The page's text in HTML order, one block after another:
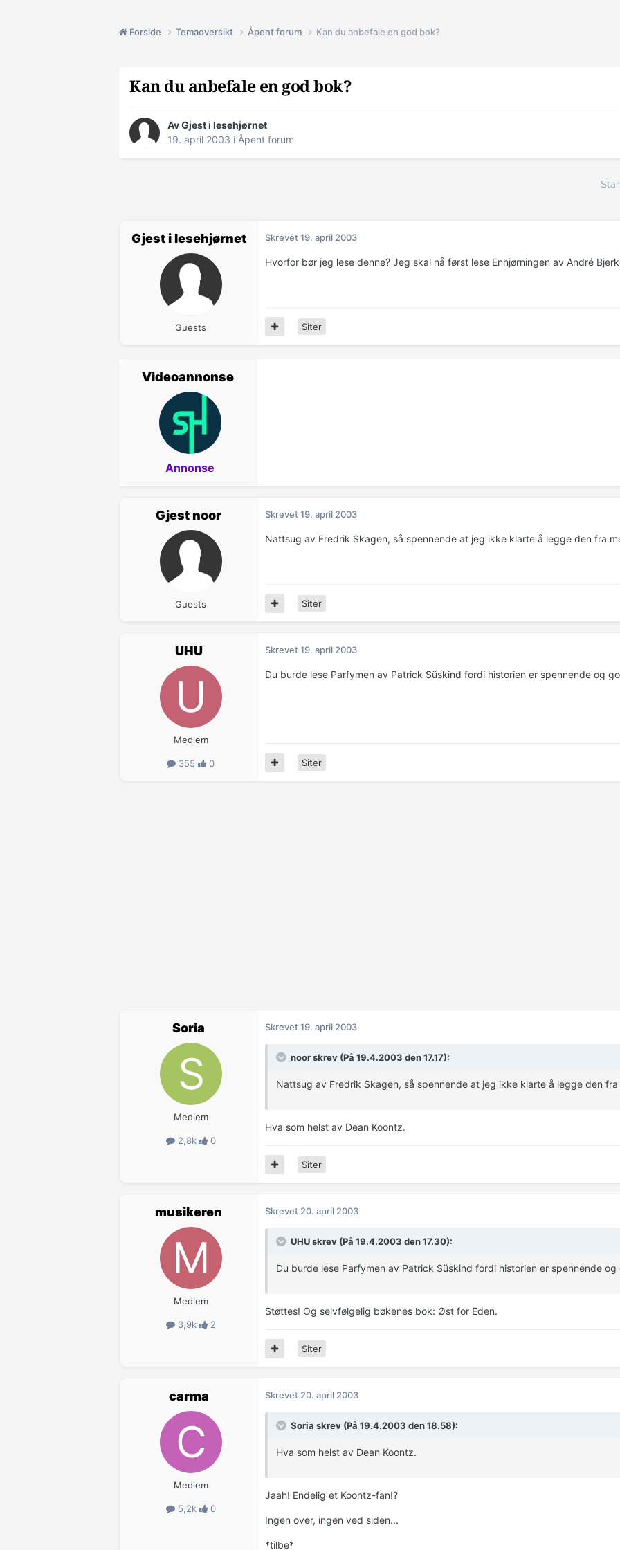
Forside Temaoversikt Åpent forum Kan du anbefale en god bok?
Kan du anbefale en god bok?
Av Gjest i lesehjørnet
19. april 2003 i Åpent forum
Gjest i lesehjørnet
Guests
Skrevet19. april 2003
Hvorfor bør jeg lese denne? Jeg skal nå først lese Enhjørningen av André
Siter
Videoannonse
Annonse
Gjest noor
Guests
Skrevet19. april 2003
Nattsug av Fredrik Skagen, så spennende at jeg ikke klarte å legge den fra
Siter
UHU
Medlem
355 0
Skrevet19. april 2003
Du burde lese Parfymen av Patrick Süskind fordi historien er spennende og
Siter
Soria
Medlem
2,8k 0
Skrevet19. april 2003
noor skrev (På 19.4.2003 den 17.17):
Nattsug av Fredrik Skagen, så spennende at jeg ikke klarte å legge den
Hva som helst av Dean Koontz.
Siter
musikeren
Medlem
3,9k 2
Skrevet 20. april 2003
UHU skrev (På 19.4.2003 den 17.30):
Du burde lese Parfymen av Patrick Süskind fordi historien er spennende
Støttes! Og selvfølgelig bøkenes bok: Øst for Eden.
Siter
carma
Medlem
5,2k 0
Skrevet 20. april 2003
Soria skrev (På 19.4.2003 den 18.58):
Hva som helst av Dean Koontz.
Jaah! Endelig et Koontz-fan!?
Ingen over, ingen ved siden...
*tilbe*